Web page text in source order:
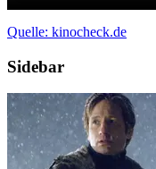
Quelle: kinocheck.de
Sidebar